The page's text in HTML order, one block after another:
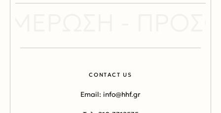
CONTACT US
Email: info@hhf.gr